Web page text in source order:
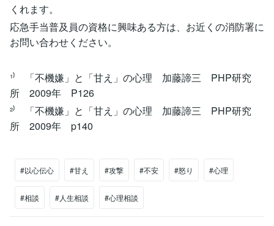
くれます。
応急手当普及員の資格に興味ある方は、お近くの消防署に
お問い合わせください。
¹⁾ 「不機嫌」と「甘え」の心理 加藤諦三 PHP研究
所 2009年 P126
²⁾ 「不機嫌」と「甘え」の心理 加藤諦三 PHP研究
所 2009年 p140
#以心伝心 #甘え #攻撃 #不安 #怒り #心理
#相談 #人生相談 #心理相談